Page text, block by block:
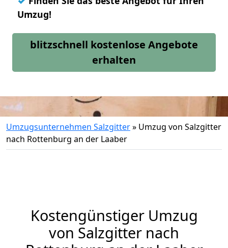
Umzug!
blitzschnell kostenlose Angebote
erhalten
Umzugsunternehmen Salzgitter» Umzug von Salzgitter
nach Rottenburg an der Laaber
Kostengünstiger Umzug
von Salzgitter nach